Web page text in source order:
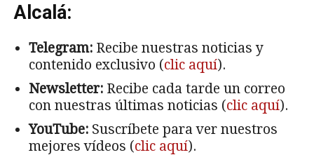
Alcalá:
Telegram: Recibe nuestras noticias y
contenido exclusivo (clic aquí).
Newsletter: Recibe cada tarde un correo
con nuestras últimas noticias (clic aquí).
YouTube: Suscríbete para ver nuestros
mejores vídeos (clic aquí).